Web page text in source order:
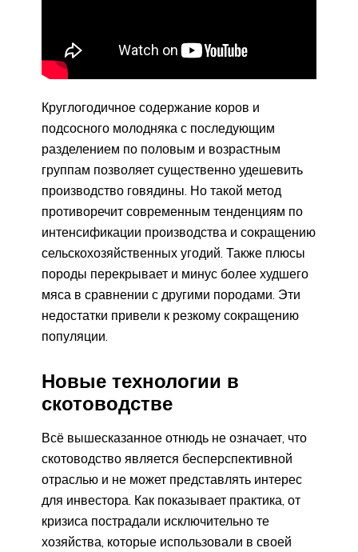
Круглогодичное содержание коров и
подсосного молодняка с последующим
разделением по половым и возрастным
группам позволяет существенно удешевить
производство говядины. Но такой метод
противоречит современным тенденциям по
интенсификации производства и сокращению
сельскохозяйственных угодий. Также плюсы
породы перекрывает и минус более худшего
мяса в сравнении с другими породами. Эти
недостатки привели к резкому сокращению
популяции.
Новые технологии в
скотоводстве
Всё вышесказанное отнюдь не означает, что
скотоводство является бесперспективной
отраслью и не может представлять интерес
для инвестора. Как показывает практика, от
кризиса пострадали исключительно те
хозяйства, которые использовали в своей